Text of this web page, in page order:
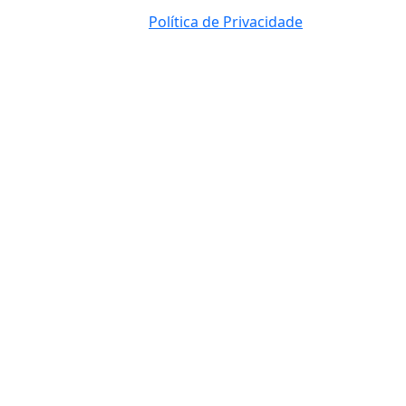
Política de Privacidade